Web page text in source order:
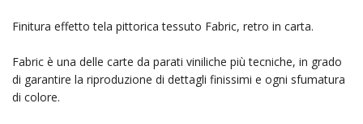
Finitura effetto tela pittorica tessuto Fabric, retro in carta.
Fabric è una delle carte da parati viniliche più tecniche, in grado
di garantire la riproduzione di dettagli finissimi e ogni sfumatura
di colore.